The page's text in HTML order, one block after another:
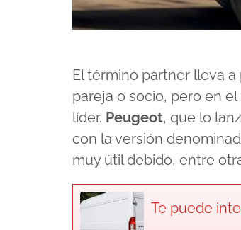
El término partner lleva
pareja o socio, pero en
líder. Peugeot, que lo
con la versión
muy útil debido, entre
Te puede